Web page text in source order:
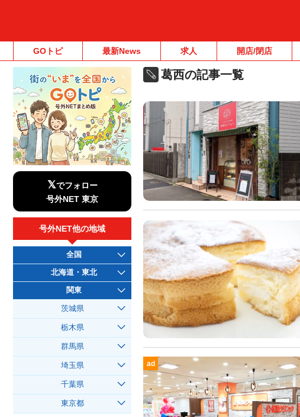
GOトピ 最新News 求人 開店/閉店
葛西の記事一覧
ad
𝕏でフォロー
号外NET 東京
号外NET他の地域
全国
北海道・東北
関東
茨城県
栃木県
群馬県
埼玉県
千葉県
東京都